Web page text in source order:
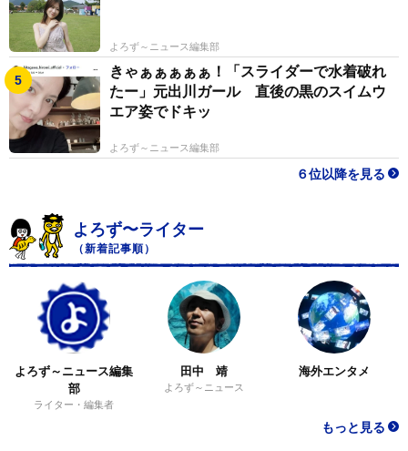
よろず～ニュース編集部
きゃぁぁぁぁぁ！「スライダーで水着破れ
たー」元出川ガール 直後の黒のスイムウ
エア姿でドキッ
よろず～ニュース編集部
６位以降を見る
よろず〜ライター
（新着記事順）
よろず～ニュース編集
部
ライター・編集者
田中 靖
よろず～ニュース
海外エンタメ
もっと見る